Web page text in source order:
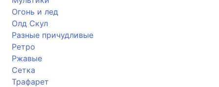
Огонь и лед
Олд Скул
Разные причудливые
Ретро
Ржавые
Сетка
Трафарет